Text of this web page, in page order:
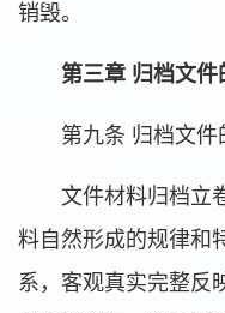
销毁。
第三章 归档文件
第九条 归档文件
文件材料归档立
料自然形成的规律和
系，客观真实完整反